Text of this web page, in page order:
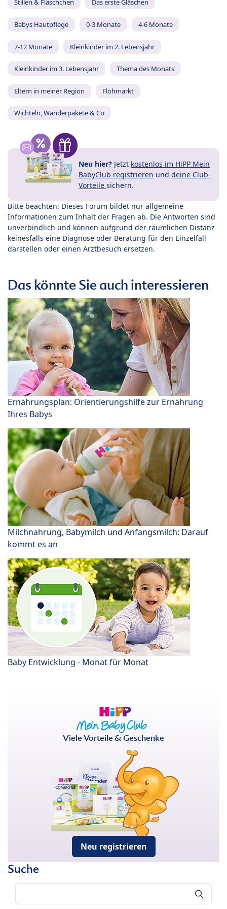
Stillen & Fläschchen Das erste Gläschen
Babys Hautpflege 0-3 Monate 4-6 Monate
7-12 Monate Kleinkinder im 2. Lebensjahr
Kleinkinder im 3. Lebensjahr Thema des Monats
Eltern in meiner Region Flohmarkt
Wichteln, Wanderpakete & Co
Neu hier? Jetzt kostenlos im HiPP Mein
BabyClub registrieren und deine Club-
Vorteile sichern.
Bitte beachten: Dieses Forum bildet nur allgemeine
Informationen zum Inhalt der Fragen ab. Die Antworten sind
unverbindlich und können aufgrund der räumlichen Distanz
keinesfalls eine Diagnose oder Beratung für den Einzelfall
darstellen oder einen Arztbesuch ersetzen.
Das könnte Sie auch interessieren
Ernährungsplan: Orientierungshilfe zur Ernährung
Ihres Babys
Milchnahrung, Babymilch und Anfangsmilch: Darauf
kommt es an
Baby Entwicklung - Monat für Monat
Viele Vorteile & Geschenke
Neu registrieren
Suche